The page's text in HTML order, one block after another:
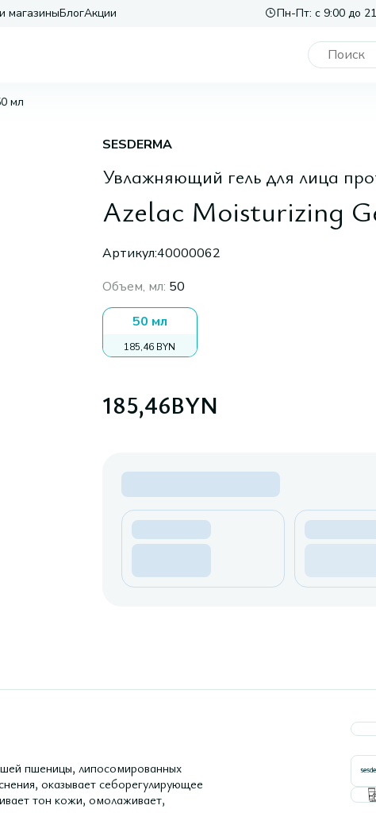
магазиныБлогАкции Пн-Пт: с 9:00 до
мл
SESDERMA
Увлажняющий гель для лица
Azelac Moisturizing
Артикул:40000062
Объем, мл: 50
50 мл
185,46 BYN
185,46BYN
пшеницы, липосомированных
оказывает себорегулирующее
тон кожи, омолаживает,